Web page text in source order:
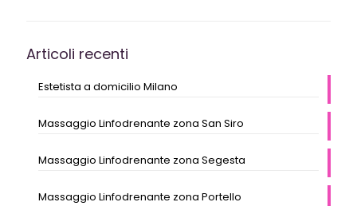
Articoli recenti
Estetista a domicilio Milano
Massaggio Linfodrenante zona San Siro
Massaggio Linfodrenante zona Segesta
Massaggio Linfodrenante zona Portello